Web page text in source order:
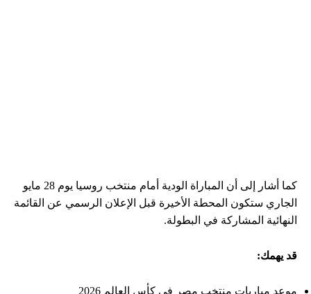
كما أشار إلى أن المباراة الودية أمام منتخب روسيا يوم 28 مايو
الجاري ستكون المحطة الأخيرة قبل الإعلان الرسمي عن القائمة
النهائية المشاركة في البطولة.
قد يهمك:
موعد مباريات منتخب مصر في كأس العالم 2026